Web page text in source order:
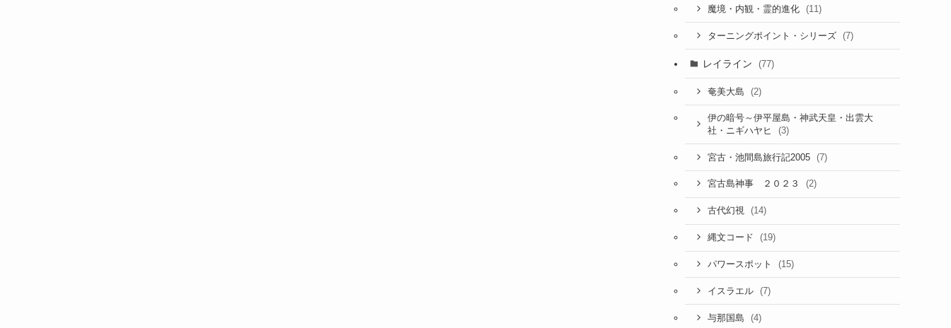
魔境・内観・霊的進化 (11)
ターニングポイント・シリーズ (7)
レイライン (77)
奄美大島 (2)
伊の暗号～伊平屋島・神武天皇・出雲大
社・ニギハヤヒ
(3)
宮古・池間島旅行記2005 (7)
宮古島神事 ２０２３ (2)
古代幻視 (14)
縄文コード (19)
パワースポット (15)
イスラエル (7)
与那国島 (4)